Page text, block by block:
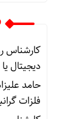
کارشناس
دیجیتال
حامد
فلزات